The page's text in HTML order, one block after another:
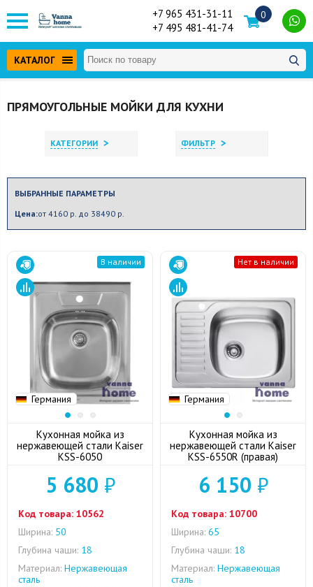
+7 965 431-31-11
+7 495 481-41-74
0
КАТАЛОГ
ПРЯМОУГОЛЬНЫЕ МОЙКИ ДЛЯ КУХНИ
КАТЕГОРИИ > ФИЛЬТР >
ВЫБРАННЫЕ ПАРАМЕТРЫ
Цена:от 4160 р. до 38490 р.
Германия
В наличии
Кухонная мойка из
нержавеющей стали Kaiser
KSS-6050
5 680 ₽
Код товара: 10562
Ширина: 50
Глубина чаши: 18
Материал: Нержавеющая
сталь
Германия
Нет в наличии
Кухонная мойка из
нержавеющей стали Kaiser
KSS-6550R (правая)
6 150 ₽
Код товара: 10700
Ширина: 65
Глубина чаши: 18
Материал: Нержавеющая
сталь